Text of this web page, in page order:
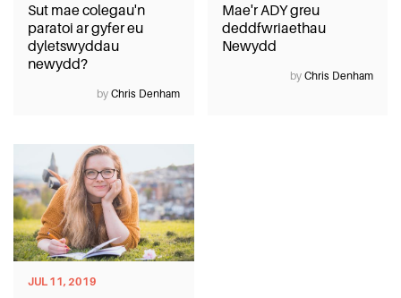
Sut mae colegau'n
paratoi ar gyfer eu
dyletswyddau
newydd?
by Chris Denham
Mae'r ADY greu
deddfwriaethau
Newydd
by Chris Denham
JUL 11, 2019